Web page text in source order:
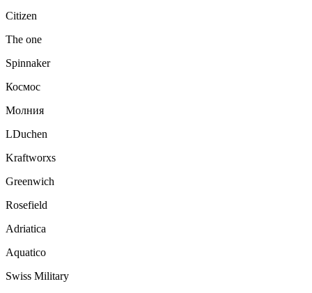
Citizen
The one
Spinnaker
Космос
Молния
LDuchen
Kraftworxs
Greenwich
Rosefield
Adriatica
Aquatico
Swiss Military